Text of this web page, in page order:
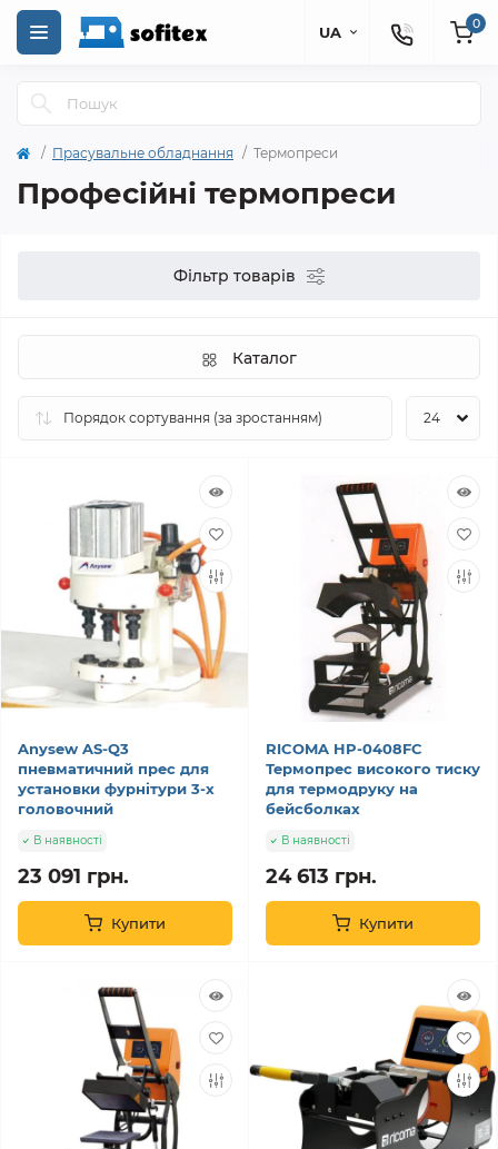
UA 0
Прасувальне обладнання Термопреси
Професійні термопреси
Фільтр товарів
Каталог
Anysew AS-Q3
пневматичний прес для
установки фурнітури 3-х
головочний
В наявності
23 091 грн.
Купити
RICOMA HP-0408FC
Термопрес високого тиску
для термодруку на
бейсболках
В наявності
24 613 грн.
Купити